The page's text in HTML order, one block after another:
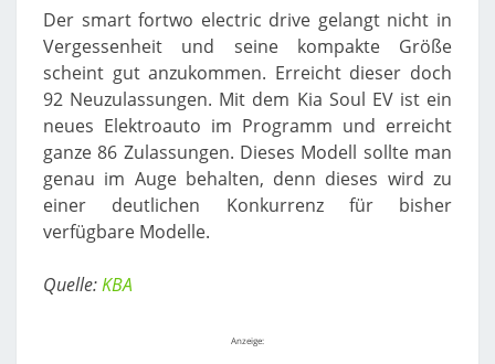
Der smart fortwo electric drive gelangt nicht in
Vergessenheit und seine kompakte Größe
scheint gut anzukommen. Erreicht dieser doch
92 Neuzulassungen. Mit dem Kia Soul EV ist ein
neues Elektroauto im Programm und erreicht
ganze 86 Zulassungen. Dieses Modell sollte man
genau im Auge behalten, denn dieses wird zu
einer deutlichen Konkurrenz für bisher
verfügbare Modelle.
Quelle:KBA
Anzeige: